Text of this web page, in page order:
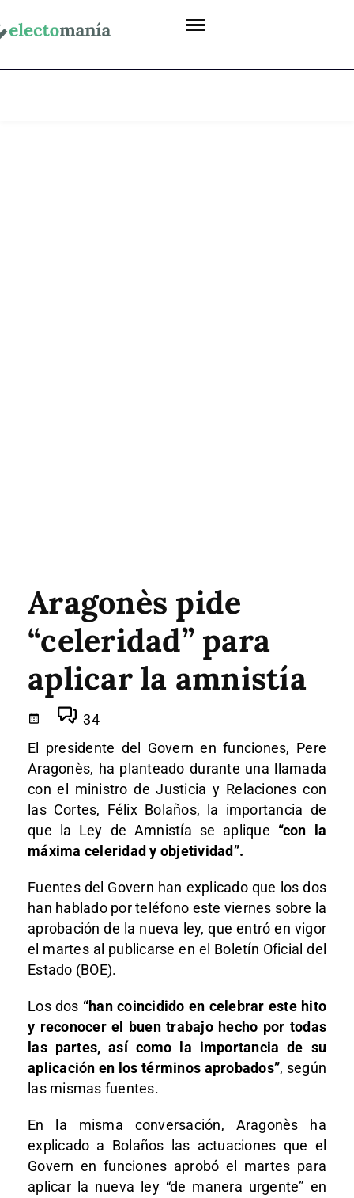
Aragonès pide
“celeridad” para
aplicar la amnistía
34
El presidente del Govern en funciones, Pere
Aragonès, ha planteado durante una llamada
con el ministro de Justicia y Relaciones con
las Cortes, Félix Bolaños, la importancia de
que la Ley de Amnistía se aplique “con la
máxima celeridad y objetividad”.
Fuentes del Govern han explicado que los dos
han hablado por teléfono este viernes sobre la
aprobación de la nueva ley, que entró en vigor
el martes al publicarse en el Boletín Oficial del
Estado (BOE).
Los dos “han coincidido en celebrar este hito
y reconocer el buen trabajo hecho por todas
las partes, así como la importancia de su
aplicación en los términos aprobados”, según
las mismas fuentes.
En la misma conversación, Aragonès ha
explicado a Bolaños las actuaciones que el
Govern en funciones aprobó el martes para
aplicar la nueva ley “de manera urgente” en